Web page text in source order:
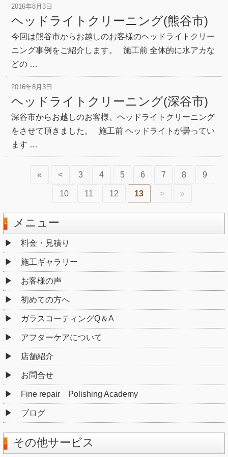
2016年8月3日
ヘッドライトクリーニング(熊谷市)
今回は熊谷市からお越しのお客様のヘッドライトクリー
ニング事例をご紹介します。 施工前 全体的に水アカな
どの …
2016年8月3日
ヘッドライトクリーニング(深谷市)
深谷市からお越しのお客様、ヘッドライトクリーニング
をさせて頂きました。 施工前 ヘッドライトが曇ってい
ます …
« < 3 4 5 6 7 8 9
10 11 12 13 > »
メニュー
料金・見積り
施工ギャラリー
お客様の声
初めての方へ
ガラスコーティングQ＆A
アフターケアについて
店舗紹介
お問合せ
Fine repair Polishing Academy
ブログ
その他サービス